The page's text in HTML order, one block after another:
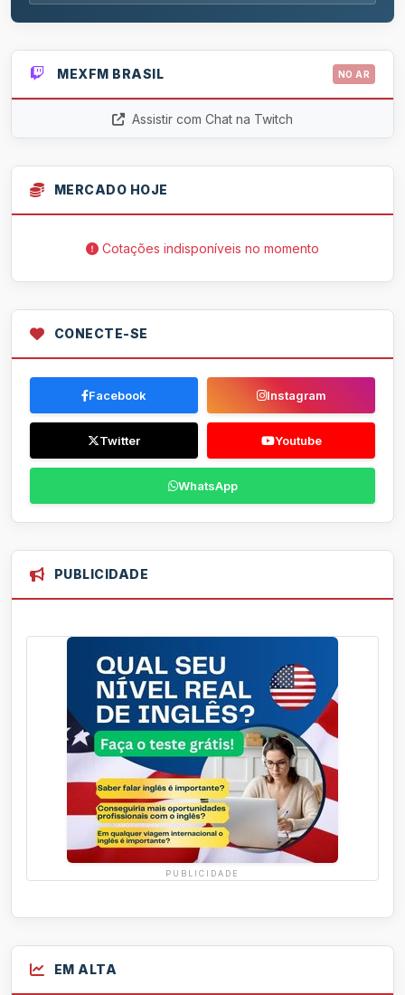
MEXFM BRASIL NO AR
Assistir com Chat na Twitch
MERCADO HOJE
Cotações indisponíveis no momento
CONECTE-SE
Facebook Instagram
Twitter Youtube
WhatsApp
PUBLICIDADE
PUBLICIDADE
EM ALTA